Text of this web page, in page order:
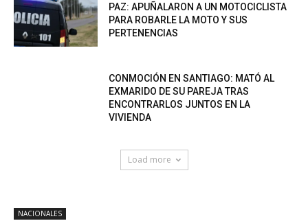
PAZ: APUÑALARON A UN MOTOCICLISTA
PARA ROBARLE LA MOTO Y SUS
PERTENENCIAS
CONMOCIÓN EN SANTIAGO: MATÓ AL
EXMARIDO DE SU PAREJA TRAS
ENCONTRARLOS JUNTOS EN LA
VIVIENDA
Load more